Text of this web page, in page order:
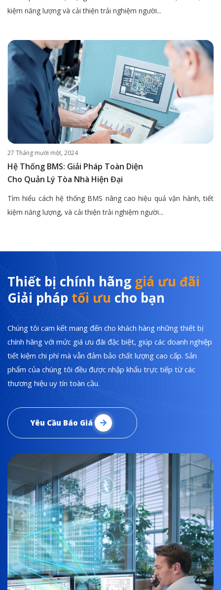
kiệm năng lượng và cải thiện trải nghiệm người...
27 Tháng mười một, 2024
Hệ Thống BMS: Giải Pháp Toàn Diện
Cho Quản Lý Tòa Nhà Hiện Đại
Tìm hiểu cách hệ thống BMS nâng cao hiệu quả vận hành, tiết
kiệm năng lượng, và cải thiện trải nghiệm người...
Thiết bị chính hãng giá ưu đãi
Giải pháp tối ưu cho bạn
Chúng tôi cam kết mang đến cho khách hàng những thiết bị
chính hãng với mức giá ưu đãi đặc biệt, giúp các doanh nghiệp
tiết kiệm chi phí mà vẫn đảm bảo chất lượng cao cấp. Sản
phẩm của chúng tôi đều được nhập khẩu trực tiếp từ các
thương hiệu uy tín toàn cầu.
Yêu Cầu Báo Giá